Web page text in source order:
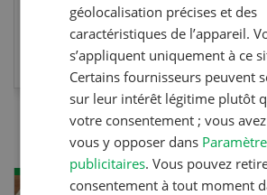
EN SAVOIR PLUS
géolocalisation précises et des
caractéristiques de l’appareil.
s’appliquent uniquement à ce
Certains fournisseurs peuvent
sur leur intérêt légitime plutôt
votre consentement ; vous
vous y opposer dans
publicitaires. Vous pouvez
consentement à tout moment